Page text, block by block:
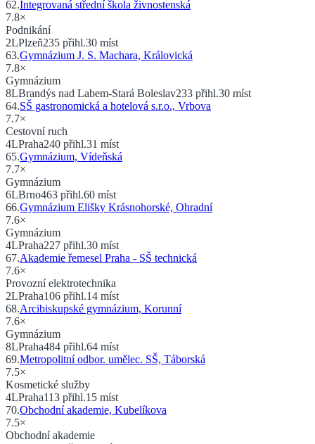
62.Integrovaná střední škola živnostenská
7.8×
Podnikání
2LPlzeň235 přihl.30 míst
63.Gymnázium J. S. Machara, Královická
7.8×
Gymnázium
8LBrandýs nad Labem-Stará Boleslav233 přihl.30 míst
64.SŠ gastronomická a hotelová s.r.o., Vrbova
7.7×
Cestovní ruch
4LPraha240 přihl.31 míst
65.Gymnázium, Vídeňská
7.7×
Gymnázium
6LBrno463 přihl.60 míst
66.Gymnázium Elišky Krásnohorské, Ohradní
7.6×
Gymnázium
4LPraha227 přihl.30 míst
67.Akademie řemesel Praha - SŠ technická
7.6×
Provozní elektrotechnika
2LPraha106 přihl.14 míst
68.Arcibiskupské gymnázium, Korunní
7.6×
Gymnázium
8LPraha484 přihl.64 míst
69.Metropolitní odbor. umělec. SŠ, Táborská
7.5×
Kosmetické služby
4LPraha113 přihl.15 míst
70.Obchodní akademie, Kubelíkova
7.5×
Obchodní akademie